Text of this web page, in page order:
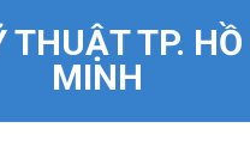
THUẬT TP.
MINH